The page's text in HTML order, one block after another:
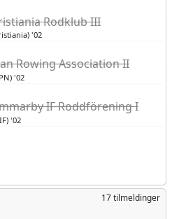
Rodklub III
'02
Rowing Association II
'02
IF Roddförening I
'02
17 tilmeldinger